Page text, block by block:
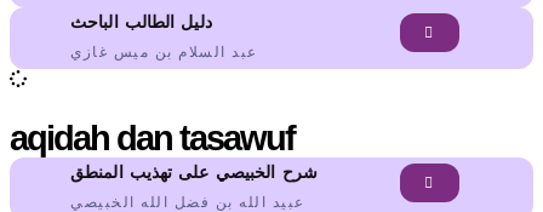
دليل الطالب الباحث
عبد السلام بن ميس غازي
aqidah dan tasawuf
شرح الخبيصي على تهذيب المنطق
عبيد الله بن فضل الله الخبيصي